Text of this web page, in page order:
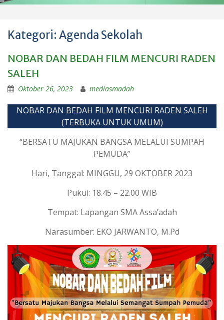
Kategori: Agenda Sekolah
NOBAR DAN BEDAH FILM MENCURI RADEN
SALEH
Oktober 26, 2023 mediasmadah
NOBAR DAN BEDAH FILM MENCURI RADEN SALEH
(TERBUKA UNTUK UMUM)
“BERSATU MAJUKAN BANGSA MELALUI SUMPAH
PEMUDA”
Hari, Tanggal: MINGGU, 29 OKTOBER 2023
Pukul: 18.45 – 22.00 WIB
Tempat: Lapangan SMA Assa’adah
Narasumber: EKO JARWANTO, M.Pd